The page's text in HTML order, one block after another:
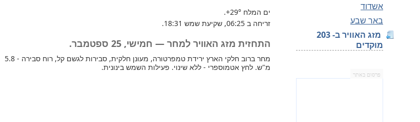
אשדוד
באר שבע
מזג האוויר ב- 203
מוקדים
פרסום באתר
ים המלח +29°
.
זריחה ב 06:25, שקיעת שמש 18:31.
התחזית מזג האוויר למחר — חמישי, 25 ספטמבר.
מחר ברוב חלקי הארץ ירידת טמפרטורה, מעונן חלקית, סבירות לגשם קל, רוח סבירה - 5.8
מ"ש. לחץ אטמוספרי - ללא שינוי. פעילות השמש בינונית.